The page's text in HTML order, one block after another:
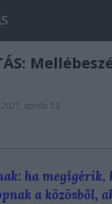
2021. április 13.
ha megígérik,
a közösből,